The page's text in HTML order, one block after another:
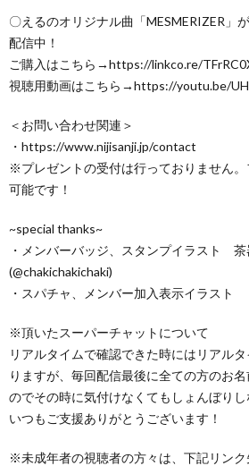
〇えるのオリジナル曲「MESMERIZER」
配信中！
ご購入はこちら→https://linkco.re/
視聴用動画はこちら→https://youtu.be/
＜お問い合わせ関連＞
・https://www.nijisanji.jp/contact
※プレゼントの受付は行っておりません。
可能です！
~special thanks~
・メンバーバッジ、スタンプイラスト 茶
(@chakichakichaki)
・スパチャ、メンバー加入表示イラス
※頂いたスーパーチャットについて
リアルタイムで確認できた時にはリアル
りますが、毎回配信最後に全ての方のお
のでその時に気付けなくてもしょんぼりし
いつもご支援ありがとうございます！
※未成年者の視聴者の方々は、下記リン